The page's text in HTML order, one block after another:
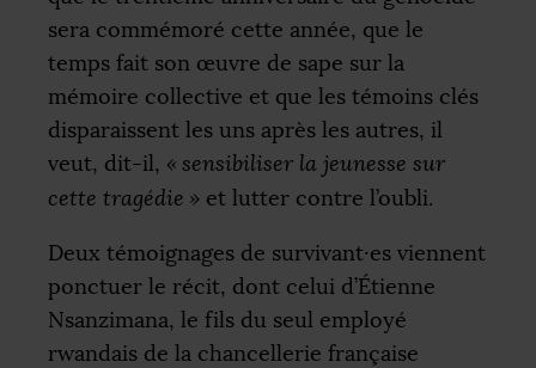
sera commémoré cette année, que le
temps fait son œuvre de sape sur la
mémoire collective et que les témoins clés
disparaissent les uns après les autres, il
veut, dit-il, « sensibiliser la jeunesse sur
cette tragédie » et lutter contre l’oubli.
Deux témoignages de survivant⸱es viennent
ponctuer le récit, dont celui d’Étienne
Nsanzimana, le fils du seul employé
rwandais de la chancellerie française